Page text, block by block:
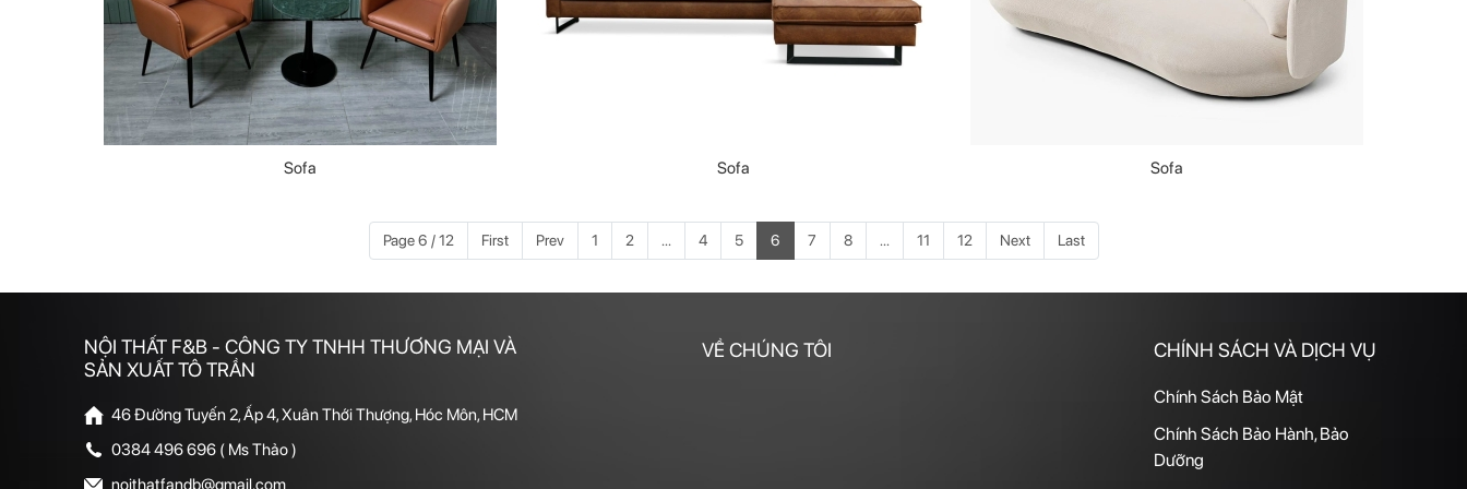
Sofa Sofa Sofa
Page 6 / 12 First Prev 1 2 ... 4 5 6 7 8 ... 11 12 Next Last
NỘI THẤT F&B - CÔNG TY TNHH THƯƠNG MẠI VÀ
SẢN XUẤT TÔ TRẦN
46 Đường Tuyến 2, Ấp 4, Xuân Thới Thượng, Hóc Môn, HCM
0384 496 696 ( Ms Thảo )
noithatfandb@gmail.com
VỀ CHÚNG TÔI CHÍNH SÁCH VÀ DỊCH VỤ
Chính Sách Bảo Mật
Chính Sách Bảo Hành, Bảo
Dưỡng